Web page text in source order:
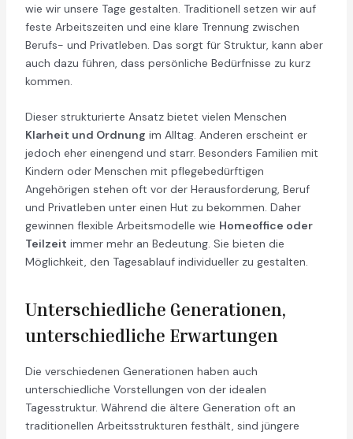
wie wir unsere Tage gestalten. Traditionell setzen wir auf
feste Arbeitszeiten und eine klare Trennung zwischen
Berufs- und Privatleben. Das sorgt für Struktur, kann aber
auch dazu führen, dass persönliche Bedürfnisse zu kurz
kommen.
Dieser strukturierte Ansatz bietet vielen Menschen
Klarheit und Ordnung im Alltag. Anderen erscheint er
jedoch eher einengend und starr. Besonders Familien mit
Kindern oder Menschen mit pflegebedürftigen
Angehörigen stehen oft vor der Herausforderung, Beruf
und Privatleben unter einen Hut zu bekommen. Daher
gewinnen flexible Arbeitsmodelle wie Homeoffice oder
Teilzeit immer mehr an Bedeutung. Sie bieten die
Möglichkeit, den Tagesablauf individueller zu gestalten.
Unterschiedliche Generationen,
unterschiedliche Erwartungen
Die verschiedenen Generationen haben auch
unterschiedliche Vorstellungen von der idealen
Tagesstruktur. Während die ältere Generation oft an
traditionellen Arbeitsstrukturen festhält, sind jüngere